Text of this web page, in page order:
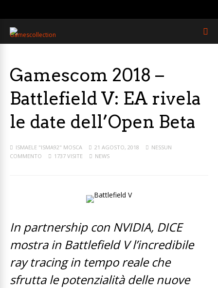
Gamescom 2018 –
Battlefield V: EA rivela
le date dell’Open Beta
ISMAELE "ISMA92" MOSCA 21 AGOSTO, 2018
NESSUN
COMMENTO
1737 VISITE NEWS
In partnership con NVIDIA, DICE
mostra in Battlefield V l’incredibile
ray tracing in tempo reale che
sfrutta le potenzialità delle nuove